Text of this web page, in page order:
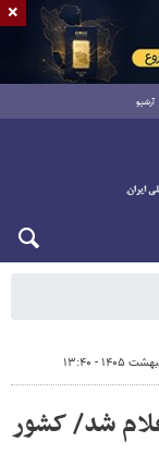
آرشیو
شد/ کشور
×